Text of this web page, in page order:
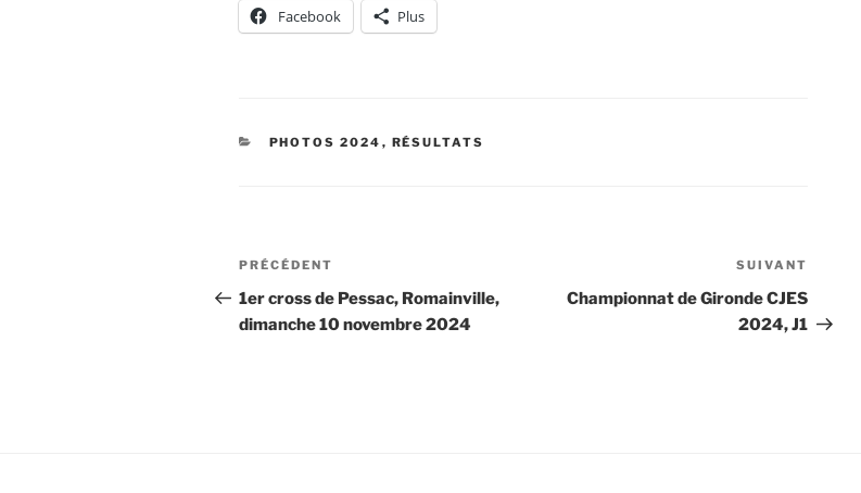
Facebook Plus
CATÉGORIES
PHOTOS 2024 , RÉSULTATS
Navigation
de
l’article
Article
précédent
PRÉCÉDENT
1er cross de Pessac, Romainville,
dimanche 10 novembre 2024
suivant
SUIVANT
Championnat de Gironde CJES
2024, J1